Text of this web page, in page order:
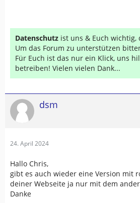
Datenschutz ist uns & Euch
Um das Forum zu unterstützen
Für Euch ist das nur ein Klick, uns
betreiben! Vielen vielen Dank...
dsm
24. April 2024
Hallo Chris,
gibt es auch wieder eine Version mit
deiner Webseite ja nur mit dem
Danke